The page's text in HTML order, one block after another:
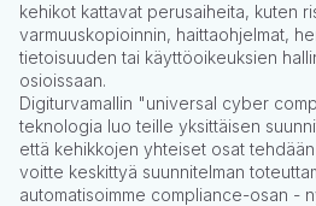
kehikot kattavat perusaiheita, kuten
varmuuskopioinnin, haittaohjelmat,
tietoisuuden tai käyttöoikeuksien
osioissaan.
Digiturvamallin "universal cyber
teknologia luo teille yksittäisen
että kehikkojen yhteiset osat
voitte keskittyä suunnitelman
automatisoimme compliance-osan -